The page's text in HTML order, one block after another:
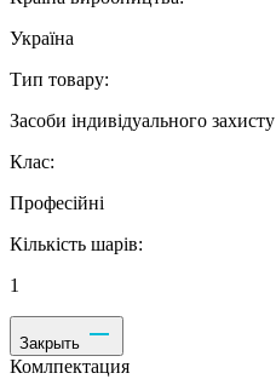
Україна
Тип товару:
Засоби індивідуального захисту
Клас:
Професійні
Кількість шарів:
1
Закрыть
Комлпектация